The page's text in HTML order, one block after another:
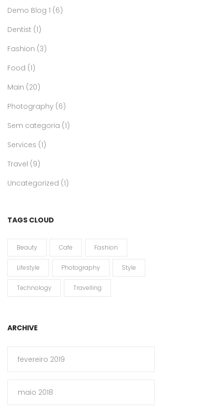
Demo Blog 1 (6)
Dentist (1)
Fashion (3)
Food (1)
Main (20)
Photography (6)
Sem categoria (1)
Services (1)
Travel (9)
Uncategorized (1)
TAGS CLOUD
Beauty Cafe Fashion
Lifestyle Photography Style
Technology Travelling
ARCHIVE
fevereiro 2019
maio 2018